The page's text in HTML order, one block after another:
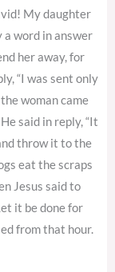
My daughter
a word in answer
her away, for
“I was sent only
woman came
said in reply, “It
throw it to the
eat the scraps
Jesus said to
it be done for
from that hour.